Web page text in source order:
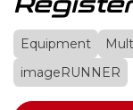
Equipment
imageRUNNER